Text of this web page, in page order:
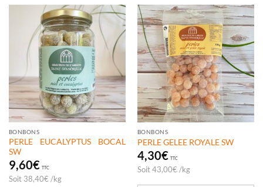
BONBONS
PERLE EUCALYPTUS BOCAL
SW
9,60€ TTC
Soit 38,40€ /kg
BONBONS
PERLE GELEE ROYALE SW
4,30€ TTC
Soit 43,00€ /kg